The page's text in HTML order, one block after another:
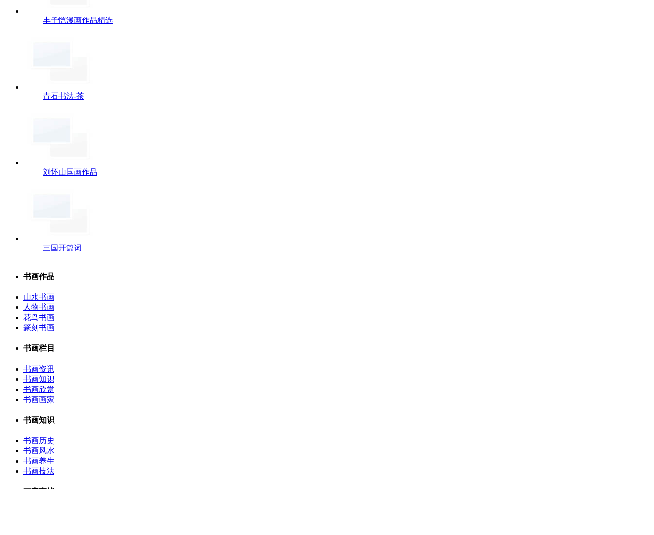
丰子恺漫画作品精选
青石书法-茶
刘怀山国画作品
三国开篇词
书画作品
山水书画
人物书画
花鸟书画
篆刻书画
书画栏目
书画资讯
书画知识
书画欣赏
书画画家
书画知识
书画历史
书画风水
书画养生
书画技法
画家查找